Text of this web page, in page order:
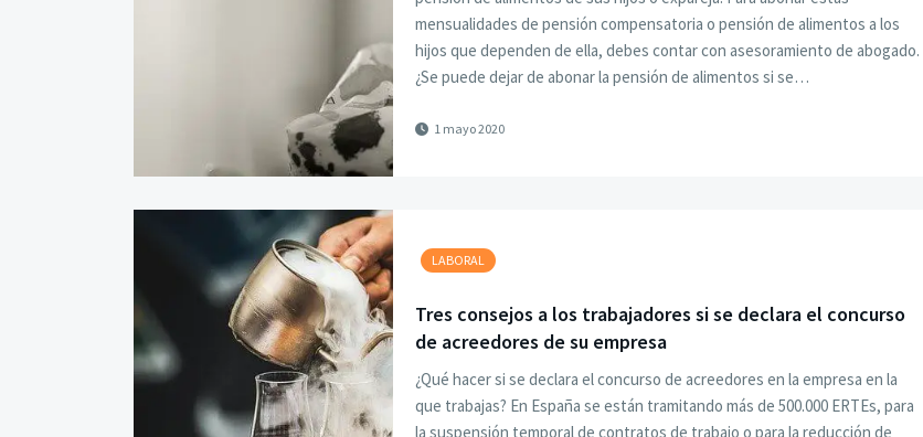
mensualidades de pensión compensatoria o pensión de alimentos a los
hijos que dependen de ella, debes contar con asesoramiento de abogado.
¿Se puede dejar de abonar la pensión de alimentos si se…
1 mayo 2020
LABORAL
Tres consejos a los trabajadores si se declara el concurso
de acreedores de su empresa
¿Qué hacer si se declara el concurso de acreedores en la empresa en la
que trabajas? En España se están tramitando más de 500.000 ERTEs, para
la suspensión temporal de contratos de trabajo o para la reducción de